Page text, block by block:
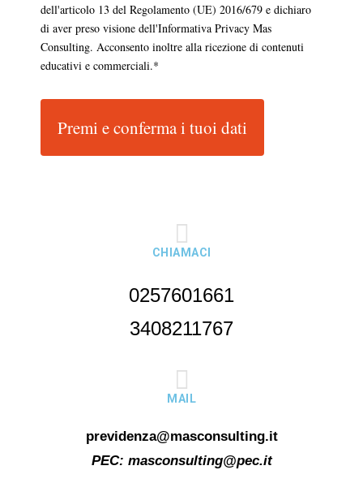
dell'articolo 13 del Regolamento (UE) 2016/679 e dichiaro
di aver preso visione dell'Informativa Privacy Mas
Consulting. Acconsento inoltre alla ricezione di contenuti
educativi e commerciali.*
Premi e conferma i tuoi dati
CHIAMACI
0257601661
3408211767
MAIL
previdenza@masconsulting.it
PEC: masconsulting@pec.it